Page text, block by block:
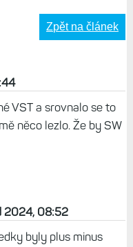
Zpět na článek
VST a srovnalo se to
něco lezlo. Že by SW
2024, 08:52
byly plus minus